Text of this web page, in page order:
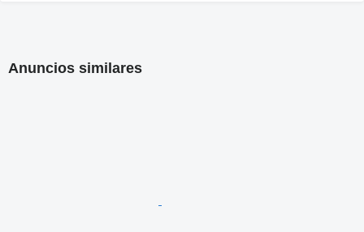
Anuncios similares